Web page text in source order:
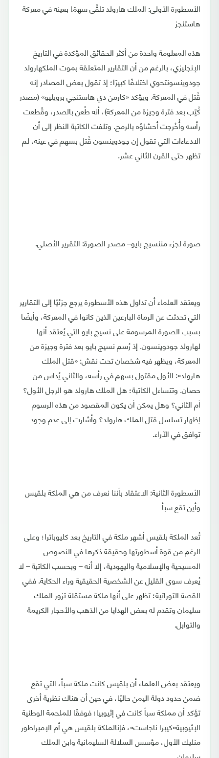
الأسطورة الأولى: الملك هارولد تلقَّى سهمًا بعينه في معركة
هاستنجز
هذه المعلومة واحدة من أكثر الحقائق المؤكدة في التاريخ
الإنجليزي، بالرغم من أن التقارير المتعلقة بموت الملكهارولد
جودوينسونتحوي اختلافًا كبيرًا؛ إذ تقول بعض المصادر إنه
قُتل في المعركة. ويؤكد «كارمن دي هاستنجي برويليو» (مصدر
كُتِب بعد فترة وجيزة من المعركة)، أنه طُعن بالصدر، وقُطعت
رأسه وأُخْرجت أحشاؤه بالرمح. وتلفت الكاتبة النظر إلى أن
الادعاءات التي تقول إن جودوينسون قُتل بسهم في عينه، لم
تظهر حتى القرن الثاني عشر.
صورة لجزء مننسيج بايو– مصدر الصورة: التقرير الأصلي.
ويعتقد العلماء أن تداول هذه الأسطورة يرجع جزئيًا إلى التقارير
التي تحدثت عن الرماة البارعين الذين كانوا في المعركة، وأيضًا
بسبب الصورة المرسومة على نسيج بايو التي يُعتقد أنها
لهارولد جودوينسون. إذ رُسم نسيج بايو بعد فترة وجيزة من
المعركة، ويظهر فيه شخصان تحت نقش: «قتل الملك
هارولد»: الأول مقتول بسهم في رأسه، والثاني يُداس من
حصان. وتتساءل الكاتبة؛ هل الملك هارولد هو الرجل الأول؟
أم الثاني؟ وهل يمكن أن يكون المقصود من هذه الرسوم
إظهار تسلسل قتل الملك هارولد؟ وأشارت إلى عدم وجود
توافق في الآراء.
الأسطورة الثانية: الاعتقاد بأننا نعرف من هي الملكة بلقيس
وأين تقع سبأ
تُعد الملكة بلقيس أشهر ملكة في التاريخ بعد كليوباترا؛ وعلى
الرغم من قوة أسطورتها وحقيقة ذكرها في النصوص
المسيحية والإسلامية واليهودية، إلا أنه – وبحسب الكاتبة – لا
يُعرف سوى القليل عن الشخصية الحقيقية وراء الحكاية. ففي
القصة التوراتية؛ تظهر على أنها ملكة مستقلة تزور الملك
سليمان وتقدم له بعض الهدايا من الذهب والأحجار الكريمة
والتوابل.
ويعتقد بعض العلماء أن بلقيس كانت ملكة سبأ، التي تقع
ضمن حدود دولة اليمن حاليًا، في حين أن هناك نظرية أخرى
تؤكد أن مملكة سبأ كانت في إثيوبيا؛ فوفقًا للملحمة الوطنية
الإثيوبية«كيبرا ناجاست»، فإنالملكة بلقيس هي أم الإمبراطور
منليك الأول، مؤسس السلالة السليمانية وابن الملك